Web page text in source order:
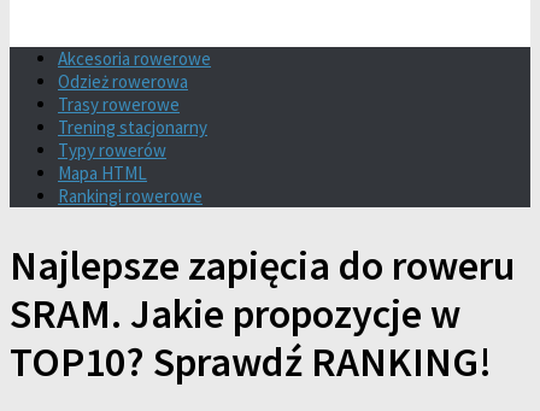
Akcesoria rowerowe
Odzież rowerowa
Trasy rowerowe
Trening stacjonarny
Typy rowerów
Mapa HTML
Rankingi rowerowe
Najlepsze zapięcia do roweru
SRAM. Jakie propozycje w
TOP10? Sprawdź RANKING!